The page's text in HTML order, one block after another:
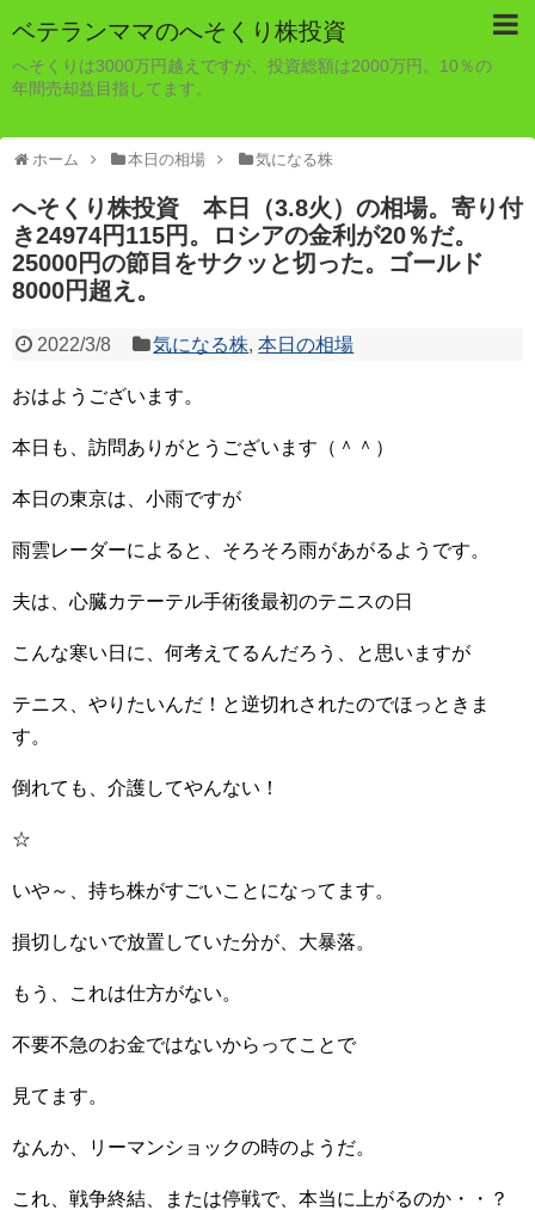
ベテランママのへそくり株投資
へそくりは3000万円越えですが、投資総額は2000万円。10％の
年間売却益目指してます。
ホーム 本日の相場 気になる株
へそくり株投資 本日（3.8火）の相場。寄り付
き24974円115円。ロシアの金利が20％だ。
25000円の節目をサクッと切った。ゴールド
8000円超え。
2022/3/8 気になる株,本日の相場
おはようございます。
本日も、訪問ありがとうございます（＾＾）
本日の東京は、小雨ですが
雨雲レーダーによると、そろそろ雨があがるようです。
夫は、心臓カテーテル手術後最初のテニスの日
こんな寒い日に、何考えてるんだろう、と思いますが
テニス、やりたいんだ！と逆切れされたのでほっときま
す。
倒れても、介護してやんない！
☆
いや～、持ち株がすごいことになってます。
損切しないで放置していた分が、大暴落。
もう、これは仕方がない。
不要不急のお金ではないからってことで
見てます。
なんか、リーマンショックの時のようだ。
これ、戦争終結、または停戦で、本当に上がるのか・・？